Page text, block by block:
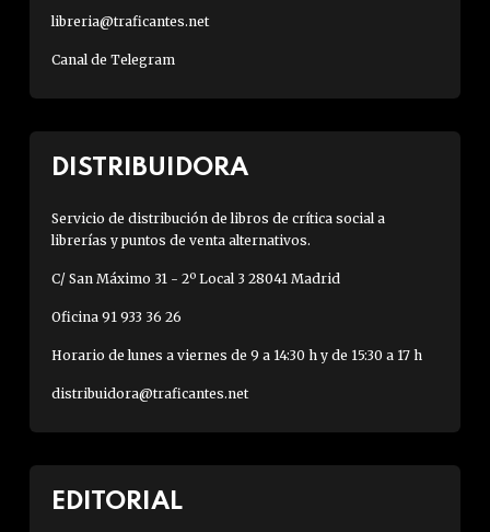
libreria@traficantes.net
Canal de Telegram
DISTRIBUIDORA
Servicio de distribución de libros de crítica social a
librerías y puntos de venta alternativos.
C/ San Máximo 31 - 2º Local 3 28041 Madrid
Oficina 91 933 36 26
Horario de lunes a viernes de 9 a 14:30 h y de 15:30 a 17 h
distribuidora@traficantes.net
EDITORIAL